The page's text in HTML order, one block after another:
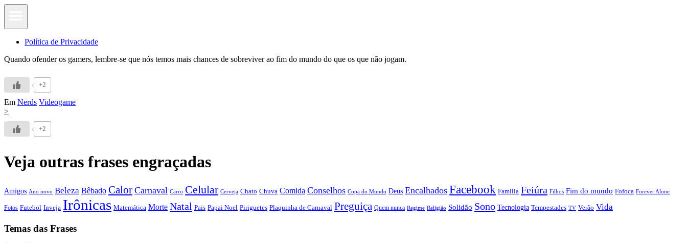
Política de Privacidade
Quando ofender os gamers, lembre-se que nós temos mais chances de sobreviver ao fim do mundo do que os que não jogam.
+2
Em Nerds Videogame
>
+2
Veja outras frases engraçadas
Amigos Ano novo Beleza Bêbado Calor Carnaval Carro Celular Cerveja Chato Chuva Comida Conselhos Copa do Mundo Deus Encalhados Facebook Familia Feiúra Filhos Fim do mundo Fofoca Forever Alone
Fotos Futebol Inveja Irônicas Matemática Morte Natal Pais Papai Noel Piriguetes Plaquinha de Carnaval Preguiça Quem nunca Regime Religião Solidão Sono Tecnologia Tempestades TV Verão Vida
Temas das Frases